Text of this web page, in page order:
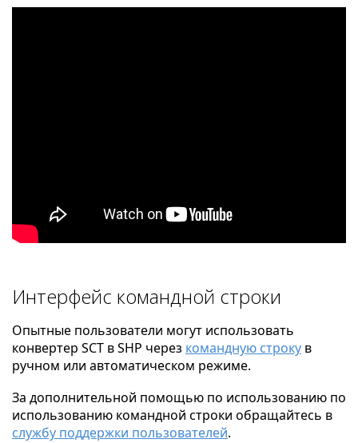
Интерфейс командной строки
Опытные пользователи могут использовать
конвертер SCT в SHP через командную строку в
ручном или автоматическом режиме.
За дополнительной помощью по использованию по
использованию командной строки обращайтесь в
службу поддержки пользователей.